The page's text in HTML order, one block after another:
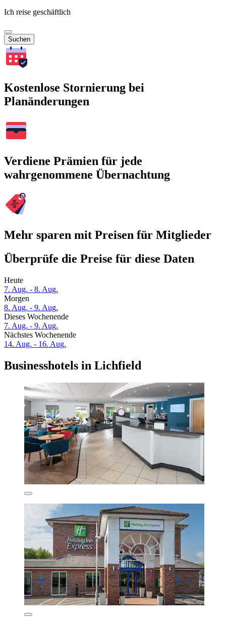
Ich reise geschäftlich
Suchen
Kostenlose Stornierung bei
Planänderungen
Verdiene Prämien für jede
wahrgenommene Übernachtung
Mehr sparen mit Preisen für Mitglieder
Überprüfe die Preise für diese Daten
Heute
7. Aug. - 8. Aug.
Morgen
8. Aug. - 9. Aug.
Dieses Wochenende
7. Aug. - 9. Aug.
Nächstes Wochenende
14. Aug. - 16. Aug.
Businesshotels in Lichfield